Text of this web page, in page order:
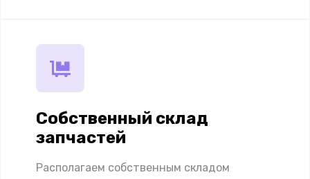
Собственный склад
запчастей
Располагаем собственным складом